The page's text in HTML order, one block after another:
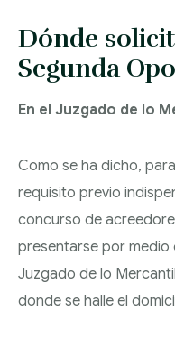
Dónde
Segunda
En el Juzgado de lo
Como se ha dicho,
requisito previo
concurso de
presentarse por
Juzgado de lo
donde se halle el